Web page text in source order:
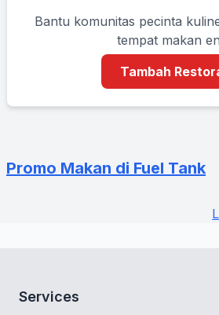
Bantu komunitas pecinta
tempat makan
Tambah
Promo Makan di Fuel Tank
Services